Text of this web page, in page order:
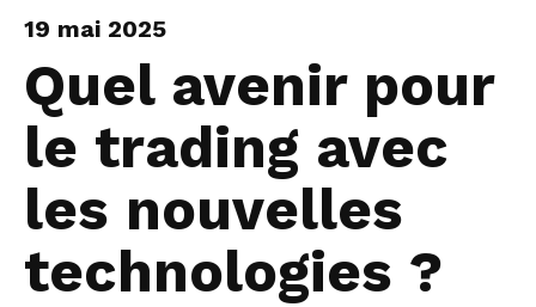
19 mai 2025
Quel avenir pour
le trading avec
les nouvelles
technologies ?